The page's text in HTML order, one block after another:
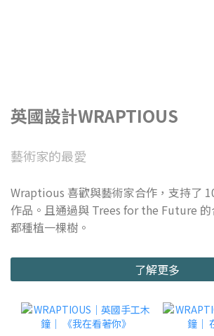
英國設計WRAPTIOUS
藝術家的最愛
Wraptious 喜歡與藝術家合作，支持了
作品。且通過與 Trees for the Future 的
都種植一棵樹。
了解更多